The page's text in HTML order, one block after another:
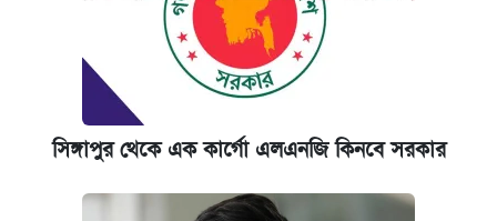
সিঙ্গাপুর থেকে এক কার্গো এলএনজি কিনবে সরকার